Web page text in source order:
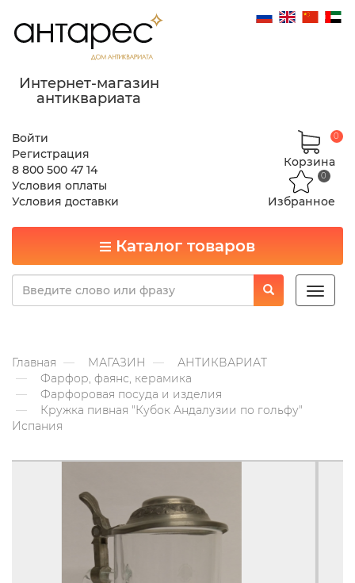
Интернет-магазин
антиквариата
Войти
Регистрация
8 800 500 47 14
Условия оплаты
Условия доставки
Корзина
0
Избранное
0
Каталог товаров
Toggle
Главная МАГАЗИН
АНТИКВАРИАТ
Фарфор, фаянс, керамика
Фарфоровая посуда и изделия
Кружка пивная "Кубок Андалузии по гольфу"
Испания